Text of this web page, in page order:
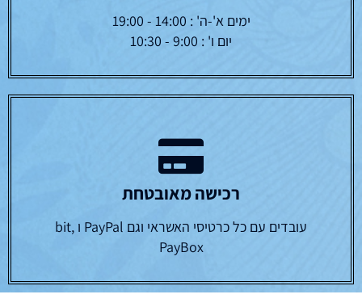
ימים א'-ה' : 14:00 - 19:00
יום ו' : 9:00 - 10:30
רכישה מאובטחת
עובדים עם כל כרטיסי האשראי וגם PayPal ו bit,
PayBox